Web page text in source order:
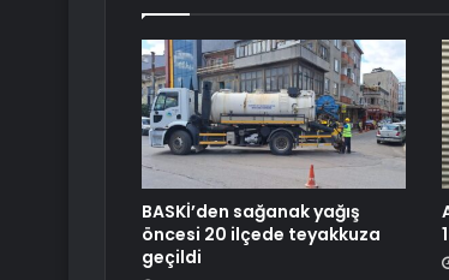
BASKİ’den sağanak yağış
öncesi 20 ilçede teyakkuza
geçildi